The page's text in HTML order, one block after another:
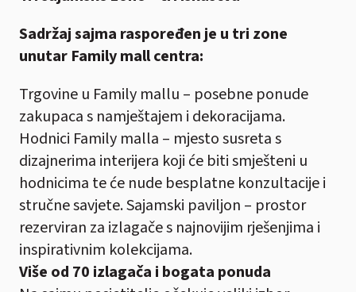
Sadržaj sajma raspoređen je u tri zone
unutar Family mall centra:
Trgovine u Family mallu – posebne ponude
zakupaca s namještajem i dekoracijama.
Hodnici Family malla – mjesto susreta s
dizajnerima interijera koji će biti smješteni u
hodnicima te će nude besplatne konzultacije i
stručne savjete. Sajamski paviljon – prostor
rezerviran za izlagače s najnovijim rješenjima i
inspirativnim kolekcijama.
Više od 70 izlagača i bogata ponuda